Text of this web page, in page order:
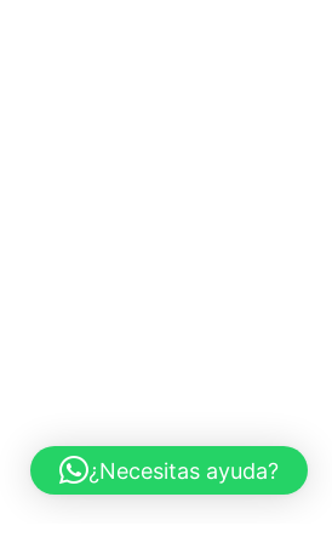
¿Necesitas ayuda?